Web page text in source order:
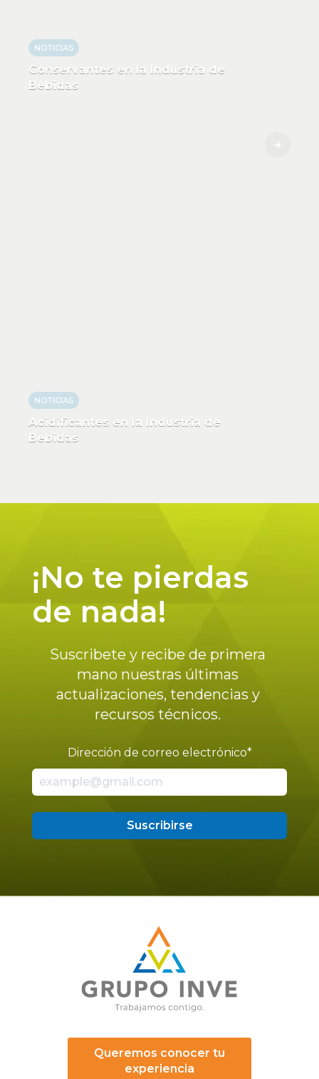
NOTICIAS
Conservantes en la Industria de
Bebidas
NOTICIAS
Acidificantes en la Industria de
Bebidas
¡No te pierdas
de nada!
Suscribete y recibe de primera
mano nuestras últimas
actualizaciones, tendencias y
recursos técnicos.
Dirección de correo electrónico*
Queremos conocer tu
experiencia